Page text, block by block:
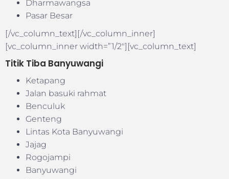
Dharmawangsa
Pasar Besar
[/vc_column_text][/vc_column_inner]
[vc_column_inner width=”1/2″][vc_column_text]
Titik Tiba Banyuwangi
Ketapang
Jalan basuki rahmat
Benculuk
Genteng
Lintas Kota Banyuwangi
Jajag
Rogojampi
Banyuwangi